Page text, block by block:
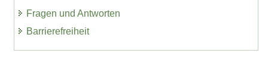
Fragen und Antworten
Barrierefreiheit